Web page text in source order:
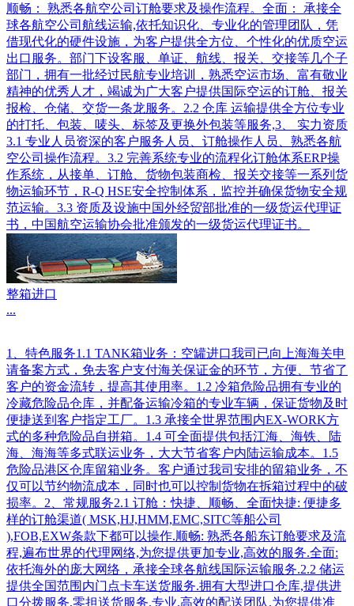
顺畅： 熟悉各航空公司订舱要求及操作流程。全面： 承接全
球各航空公司航线运输,依托知识化、专业化的管理团队，凭
借现代化的硬件设施，为客户提供全方位、个性化的优质空运
出口服务。部门下设客服、单证、航线、报关、交接等几个子
部门，拥有一批经过民航专业培训，熟悉空运市场、富有敬业
精神的优秀人才，竭诚为广大客户提供国际空运的订舱、报关
报检、仓储、交货一条龙服务。2.2 仓库 运输提供全方位专业
的打托、包装、唛头、标签及更换外包装等服务,3、 实力资质
3.1 专业人员资深的客户服务人员、订舱操作人员、熟悉各航
空公司操作流程。3.2 完善系统专业的流程化订舱体系ERP操
作系统，从接单、订舱、货物包装商检、报关交接等一系列货
物运输环节，R-Q HSE安全控制体系，监控并确保货物安全规
范运输。3.3 资质及设施中国外经贸部批准的一级货运代理证
书，中国航空运输协会批准颁发的一级货运代理证书。
整箱进口
...
1、特色服务1.1 TANK箱业务：空罐进口我司已向上海海关申
请备案方式，免去客户支付海关保证金的环节，方便、节省了
客户的资金流转，提高其使用率。1.2 冷箱危险品拥有专业的
冷藏危险品仓库，并配备运输冷箱的专业车辆，保证货物及时
便捷送到客户指定工厂。1.3 承接全世界范围内EX-WORK方
式的多种危险品自拼箱。1.4 可全面提供包括江海、海铁、陆
海、海海等多式联运业务，大大节省客户内陆运输成本。1.5
危险品港区仓库留箱业务。客户通过我司安排的留箱业务，不
仅可以节约物流成本，同时也可以控制货物在拆箱过程中的破
损率。2、常规服务2.1 订舱：快捷、顺畅、全面快捷: 便捷多
样的订舱渠道( MSK,HJ,HMM,EMC,SITC等船公司
),FOB,EXW条款下都可以操作.顺畅: 熟悉各船东订舱要求及流
程,遍布世界的代理网络,为您提供更加专业,高效的服务.全面:
依托海外的庞大网络，承接全球各航线国际运输服务.2.2 储运
提供全国范围内门点卡车送货服务.拥有大型进口仓库,提供进
口分拨服务,零担送货服务.专业,高效的配送团队,为您提供准